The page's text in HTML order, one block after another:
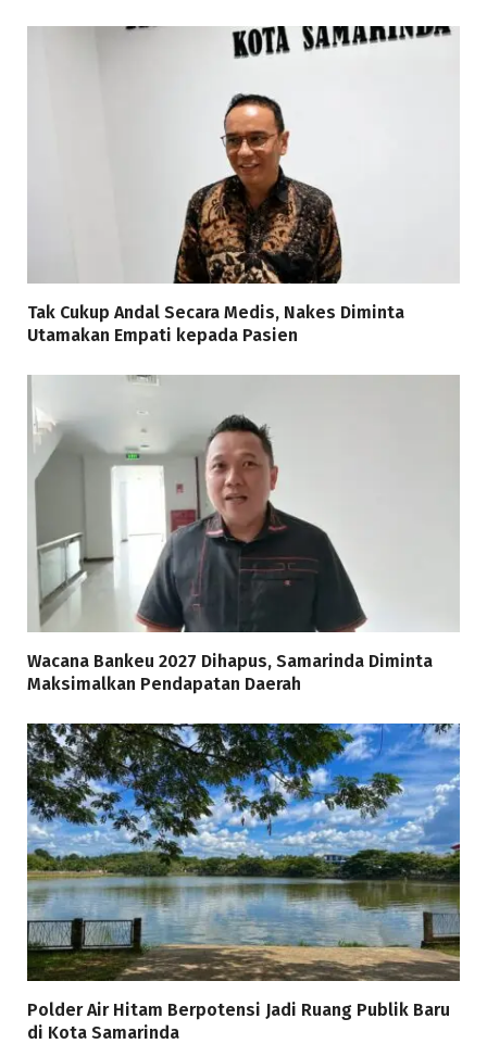
Tak Cukup Andal Secara Medis, Nakes Diminta
Utamakan Empati kepada Pasien
Wacana Bankeu 2027 Dihapus, Samarinda Diminta
Maksimalkan Pendapatan Daerah
Polder Air Hitam Berpotensi Jadi Ruang Publik Baru
di Kota Samarinda